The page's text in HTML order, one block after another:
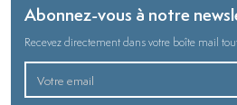
Abonnez-vous à notre
Recevez directement dans votre boîte mail